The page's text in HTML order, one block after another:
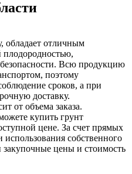
обладает отличным
плодородностью,
Всю продукцию
поэтому
сроков, а при
доставку.
от объема заказа.
купить грунт
цене. За счет прямых
собственного
цены и стоимость